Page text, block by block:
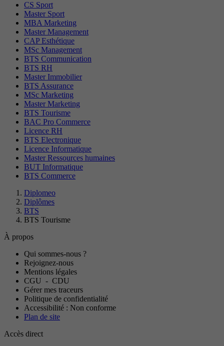
CS Sport
Master Sport
MBA Marketing
Master Management
CAP Esthétique
MSc Management
BTS Communication
BTS RH
Master Immobilier
BTS Assurance
MSc Marketing
Master Marketing
BTS Tourisme
BAC Pro Commerce
Licence RH
BTS Electronique
Licence Informatique
Master Ressources humaines
BUT Informatique
BTS Commerce
Diplomeo
Diplômes
BTS
BTS Tourisme
À propos
Qui sommes-nous ?
Rejoignez-nous
Mentions légales
CGU - CDU
Gérer mes traceurs
Politique de confidentialité
Accessibilité : Non conforme
Plan de site
Accès direct